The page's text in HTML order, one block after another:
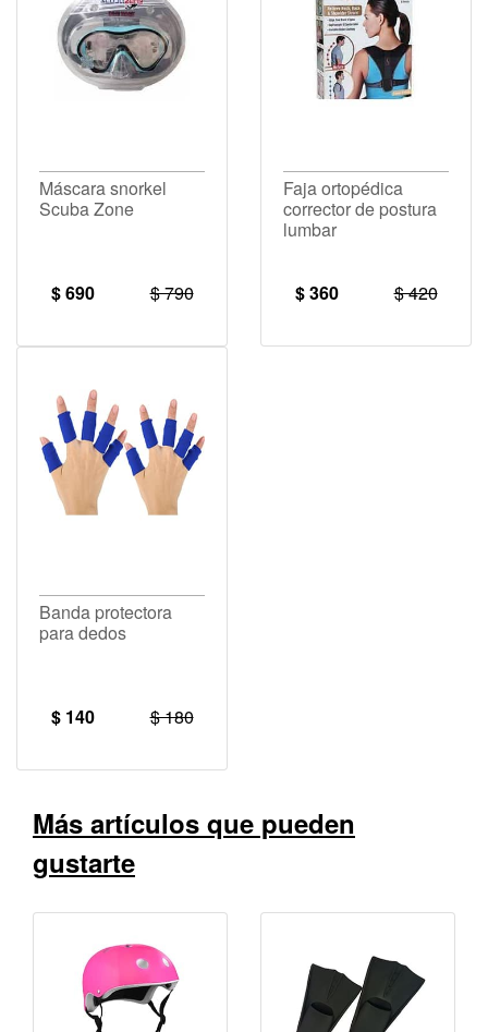
Máscara snorkel
Scuba Zone
$ 690 $ 790
Faja ortopédica
corrector de postura
lumbar
$ 360 $ 420
Banda protectora
para dedos
$ 140 $ 180
Más artículos que pueden
gustarte